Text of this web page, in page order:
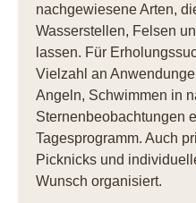
nachgewiesene Arten,
Wasserstellen, Felsen
lassen. Für
Vielzahl an
Angeln, Schwimmen in
Sternenbeobachtungen
Tagesprogramm. Auch
Picknicks und
Wunsch organisiert.